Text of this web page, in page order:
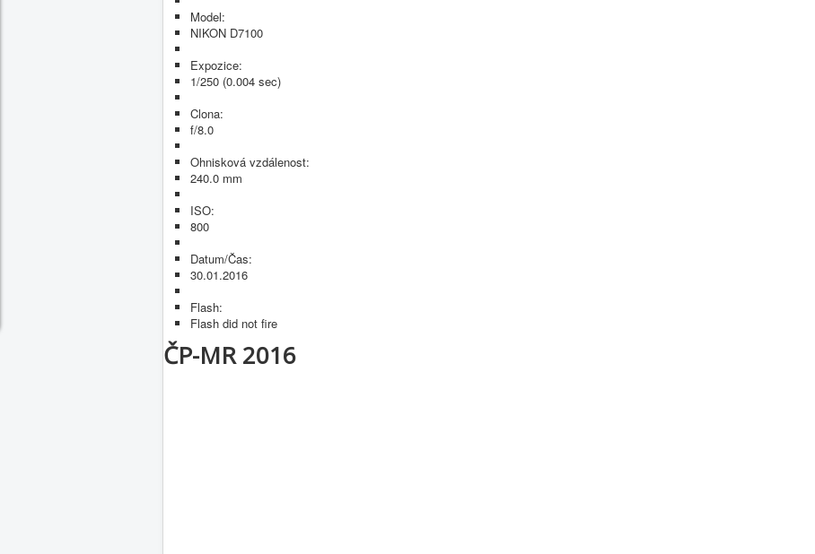
Model:
NIKON D7100
Expozice:
1/250 (0.004 sec)
Clona:
f/8.0
Ohnisková vzdálenost:
240.0 mm
ISO:
800
Datum/Čas:
30.01.2016
Flash:
Flash did not fire
ČP-MR 2016